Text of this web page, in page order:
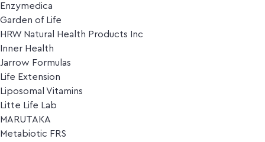
Enzymedica
Garden of Life
HRW Natural Health Products Inc
Inner Health
Jarrow Formulas
Life Extension
Liposomal Vitamins
Litte Life Lab
MARUTAKA
Metabiotic FRS